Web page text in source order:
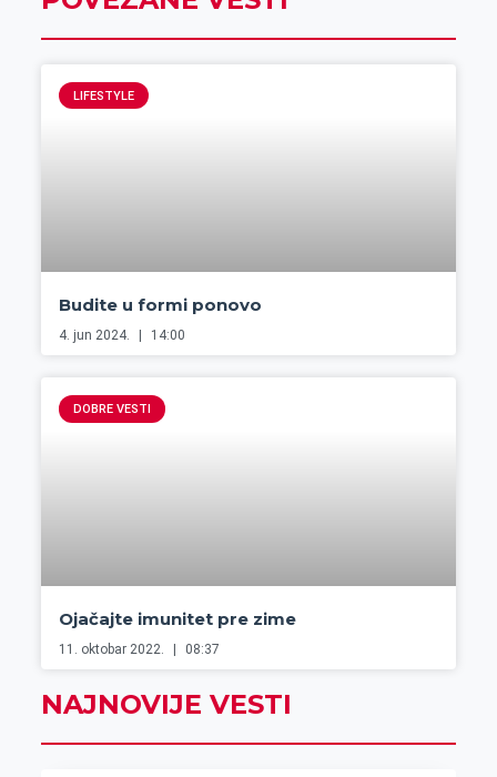
LIFESTYLE
Budite u formi ponovo
4. jun 2024. 14:00
DOBRE VESTI
Ojačajte imunitet pre zime
11. oktobar 2022. 08:37
NAJNOVIJE VESTI